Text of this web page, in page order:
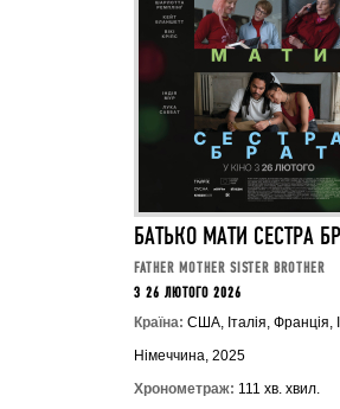
БАТЬКО МАТИ СЕCТРА
FATHER MOTHER SISTER BROTHER
З 26 ЛЮТОГО 2026
Країна: США, Італія, Франція,
Німеччина, 2025
Хронометраж: 111 хв. хвил.